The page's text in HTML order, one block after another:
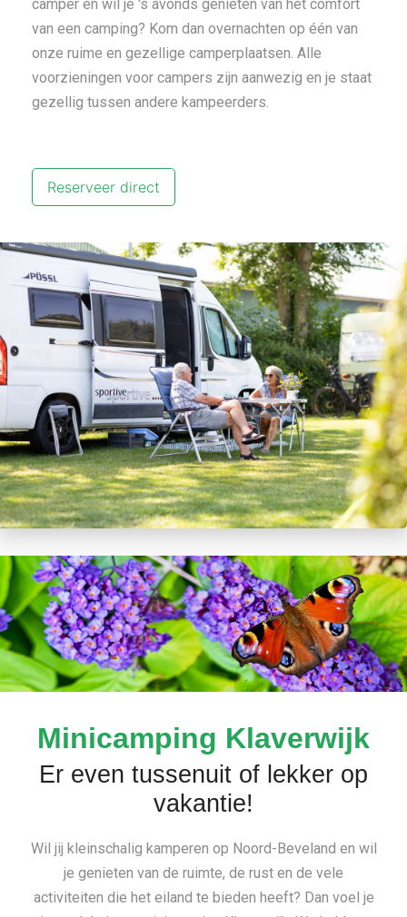
camper en wil je 's avonds genieten van het comfort
van een camping? Kom dan overnachten op één van
onze ruime en gezellige camperplaatsen. Alle
voorzieningen voor campers zijn aanwezig en je staat
gezellig tussen andere kampeerders.
Reserveer direct
Minicamping Klaverwijk
Er even tussenuit of lekker op
vakantie!
Wil jij kleinschalig kamperen op Noord-Beveland en wil
je genieten van de ruimte, de rust en de vele
activiteiten die het eiland te bieden heeft? Dan voel je